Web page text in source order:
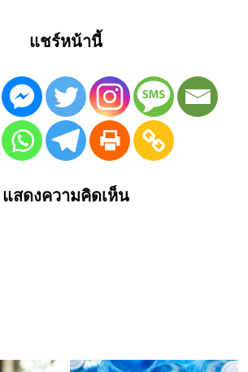
แชร์หน้านี้
แสดงความคิดเห็น